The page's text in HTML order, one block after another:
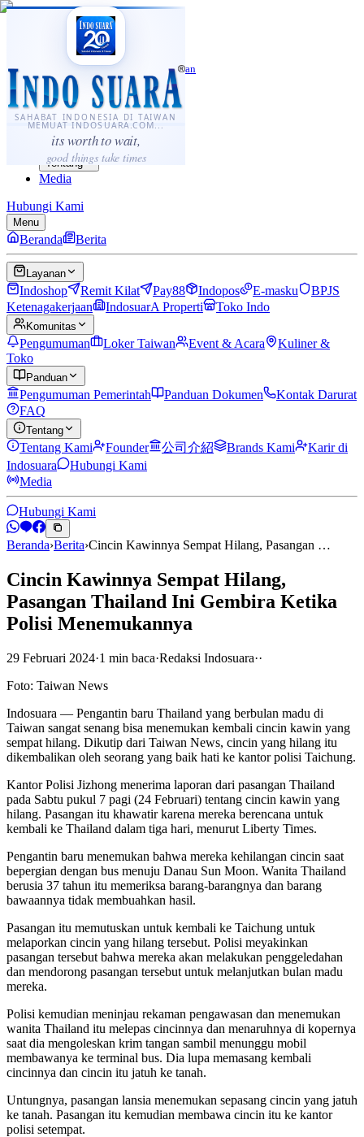
SAHABAT INDONESIA DI TAIWAN
MEMUAT INDOSUARA.COM...
its worth to wait,
good things take times
·...
⌘K
Sahabat Indonesia di Taiwan
Berita
Layanan
Komunitas
Panduan
Tentang
Media
Hubungi Kami
Menu
Beranda Berita
Layanan
Indoshop Remit Kilat Pay88 Indopos E-masku
BPJS
Ketenagakerjaan
IndosuarA Properti Toko Indo
Komunitas
Pengumuman Loker Taiwan Event & Acara
Kuliner &
Toko
Panduan
Pengumuman Pemerintah Panduan Dokumen
Kontak Darurat
FAQ
Tentang
Tentang Kami Founder 公司介紹 Brands Kami
Karir di
Indosuara
Hubungi Kami
Media
Hubungi Kami
Beranda›Berita›Cincin Kawinnya Sempat Hilang, Pasangan …
Cincin Kawinnya Sempat Hilang,
Pasangan Thailand Ini Gembira Ketika
Polisi Menemukannya
29 Februari 2024·1 min baca·Redaksi Indosuara··
Foto: Taiwan News
Indosuara — Pengantin baru Thailand yang berbulan madu di
Taiwan sangat senang bisa menemukan kembali cincin kawin yang
sempat hilang. Dikutip dari Taiwan News, cincin yang hilang itu
dikembalikan oleh seorang yang baik hati ke kantor polisi Taichung.
Kantor Polisi Jizhong menerima laporan dari pasangan Thailand
pada Sabtu pukul 7 pagi (24 Februari) tentang cincin kawin yang
hilang. Pasangan itu khawatir karena mereka berencana untuk
kembali ke Thailand dalam tiga hari, menurut Liberty Times.
Pengantin baru menemukan bahwa mereka kehilangan cincin saat
bepergian dengan bus menuju Danau Sun Moon. Wanita Thailand
berusia 37 tahun itu memeriksa barang-barangnya dan barang
bawaannya tidak membuahkan hasil.
Pasangan itu memutuskan untuk kembali ke Taichung untuk
melaporkan cincin yang hilang tersebut. Polisi meyakinkan
pasangan tersebut bahwa mereka akan melakukan penggeledahan
dan mendorong pasangan tersebut untuk melanjutkan bulan madu
mereka.
Polisi kemudian meninjau rekaman pengawasan dan menemukan
wanita Thailand itu melepas cincinnya dan menaruhnya di kopernya
saat dia mengoleskan krim tangan sambil menunggu mobil
membawanya ke terminal bus. Dia lupa memasang kembali
cincinnya dan cincin itu jatuh ke tanah.
Untungnya, pasangan lansia menemukan sepasang cincin yang jatuh
ke tanah. Pasangan itu kemudian membawa cincin itu ke kantor
polisi setempat.